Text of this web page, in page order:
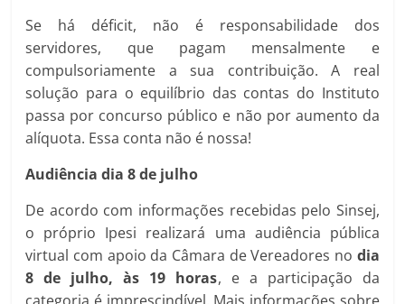
Se há déficit, não é responsabilidade dos
servidores, que pagam mensalmente e
compulsoriamente a sua contribuição. A real
solução para o equilíbrio das contas do Instituto
passa por concurso público e não por aumento da
alíquota. Essa conta não é nossa!
Audiência dia 8 de julho
De acordo com informações recebidas pelo Sinsej,
o próprio Ipesi realizará uma audiência pública
virtual com apoio da Câmara de Vereadores no dia
8 de julho, às 19 horas, e a participação da